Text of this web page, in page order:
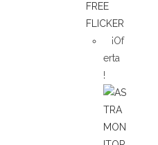
¡Of
erta
!